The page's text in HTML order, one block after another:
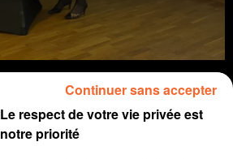
Le respect de votre vie privée est
notre priorité
Continuer sans accepter